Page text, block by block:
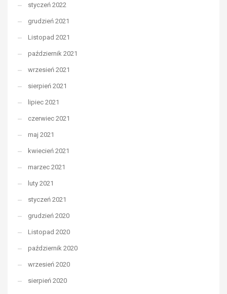
styczeń 2022
grudzień 2021
Listopad 2021
październik 2021
wrzesień 2021
sierpień 2021
lipiec 2021
czerwiec 2021
maj 2021
kwiecień 2021
marzec 2021
luty 2021
styczeń 2021
grudzień 2020
Listopad 2020
październik 2020
wrzesień 2020
sierpień 2020